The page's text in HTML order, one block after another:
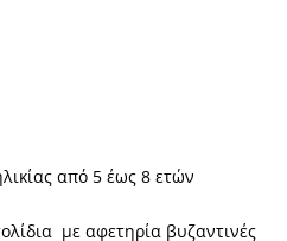
από 5 έως 8 ετών
με αφετηρία βυζαντινές